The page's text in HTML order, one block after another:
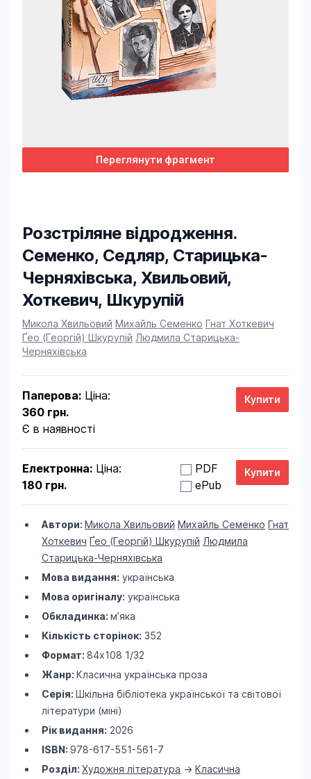
Переглянути фрагмент
Розстріляне відродження.
Семенко, Седляр, Старицька-
Черняхівська, Хвильовий,
Хоткевич, Шкурупій
Product information
Микола Хвильовий Михайль Семенко Гнат Хоткевич
Ґео (Георгій) Шкурупій Людмила Старицька-
Черняхівська
Паперова: Ціна:
360 грн.
Є в наявності
Електронна: Ціна:
180 грн.
PDF
ePub
Автори: Микола Хвильовий Михайль Семенко Гнат
Хоткевич Ґео (Георгій) Шкурупій Людмила
Старицька-Черняхівська
Мова видання: українська
Мова оригіналу: українська
Обкладинка: м’яка
Кількість сторінок: 352
Формат: 84х108 1/32
Жанр: Класична українська проза
Серія: Шкільна бібліотека української та світової
літератури (міні)
Рік видання: 2026
ISBN: 978-617-551-561-7
Розділ: Художня література -> Класична